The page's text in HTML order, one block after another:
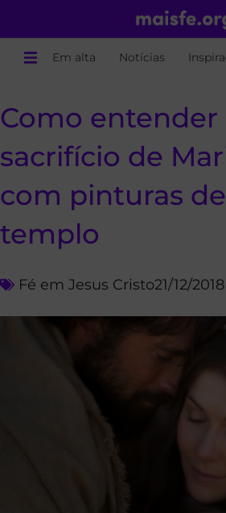
Em alta Notícias
Como entender
sacrifício de
com pinturas
templo
Fé em Jesus Cristo21/12/2018